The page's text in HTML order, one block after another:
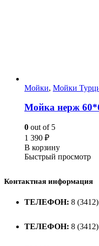
Мойки, Мойки
Мойка нерж
0 out of 5
1 390 ₽
В корзину
Быстрый просмотр
Контактная информация
ТЕЛЕФОН: 8
ТЕЛЕФОН: 8